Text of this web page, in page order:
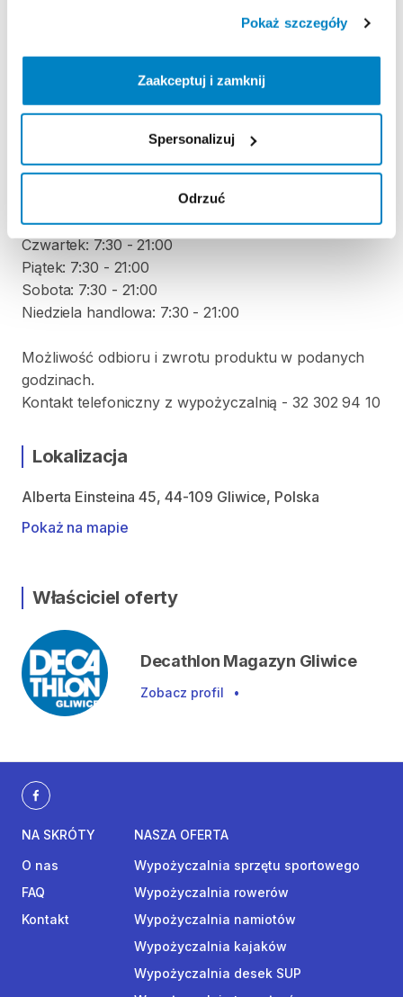
Pokaż szczegóły
Zaakceptuj i zamknij
Spersonalizuj
Odrzuć
Nie pobieramy kaucji za wypożyczenie tego
ODBIÓR I ZWROT SPRZĘTU
Poniedziałek: 7:30 - 21:00
Środa: 7:30 - 21:00
Czwartek: 7:30 - 21:00
Piątek: 7:30 - 21:00
Sobota: 7:30 - 21:00
Niedziela handlowa: 7:30 - 21:00
Możliwość odbioru i zwrotu produktu w podanych
godzinach.
Kontakt telefoniczny z wypożyczalnią - 32 302 94 10
Lokalizacja
Alberta Einsteina 45, 44-109 Gliwice, Polska
Pokaż na mapie
Właściciel oferty
Decathlon Magazyn Gliwice
Zobacz profil •
NA SKRÓTY
O nas
FAQ
Kontakt
NASZA OFERTA
Wypożyczalnia sprzętu sportowego
Wypożyczalnia rowerów
Wypożyczalnia namiotów
Wypożyczalnia kajaków
Wypożyczalnia desek SUP